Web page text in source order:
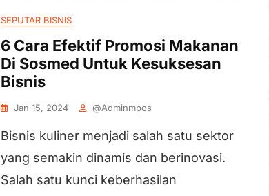
SEPUTAR BISNIS
6 Cara Efektif Promosi Makanan
Di Sosmed Untuk Kesuksesan
Bisnis
Jan 15, 2024 @adminmpos
Bisnis kuliner menjadi salah satu sektor
yang semakin dinamis dan berinovasi.
Salah satu kunci keberhasilan